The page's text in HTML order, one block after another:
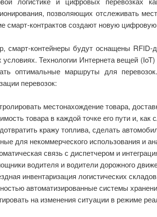
позволяющих отслеживать
смарт-контрактов создают новую цифровую
смарт-контейнеры будут оснащены RFID-
условиях. Технологии Интернета вещей
оптимальные маршруты для
перевозок:
местонахождение товара,
товара в каждой точке его пути и,
кражу топлива, сделать
для некоммерческого использования и
связь с диспетчером и
водителя и водители дорожного
инвентаризация логистических
автоматизированные системы
на изменения ситуации в режиме